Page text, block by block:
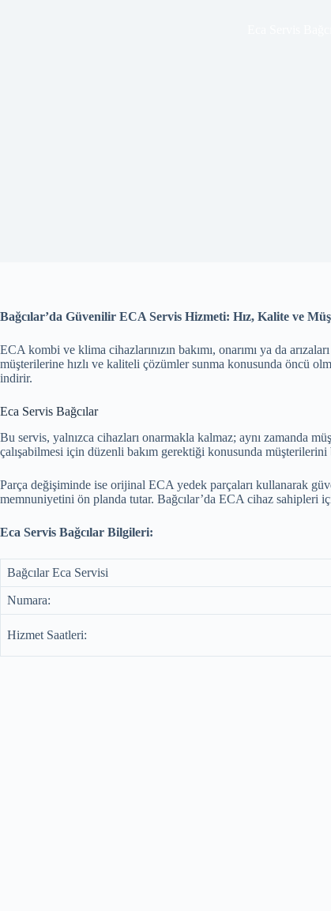
Bağcılar’da Güvenilir ECA Servis Hizmeti: Hız, Kalite ve
ECA kombi ve klima cihazlarınızın bakımı, onarımı ya da
müşterilerine hızlı ve kaliteli çözümler sunma konusunda öncü
indirir.
Eca Servis Bağcılar
Bu servis, yalnızca cihazları onarmakla kalmaz; aynı zamanda
çalışabilmesi için düzenli bakım gerektiği konusunda
Parça değişiminde ise orijinal ECA yedek parçaları kullanarak
memnuniyetini ön planda tutar. Bağcılar’da ECA cihaz
Eca Servis Bağcılar Bilgileri:
Bağcılar Eca Servisi
Numara:
Hizmet Saatleri: